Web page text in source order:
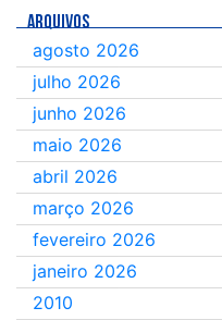
ARQUIVOS
agosto 2026
julho 2026
junho 2026
maio 2026
abril 2026
março 2026
fevereiro 2026
janeiro 2026
2010